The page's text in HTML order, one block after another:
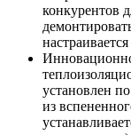
конкурентов
установлен
из